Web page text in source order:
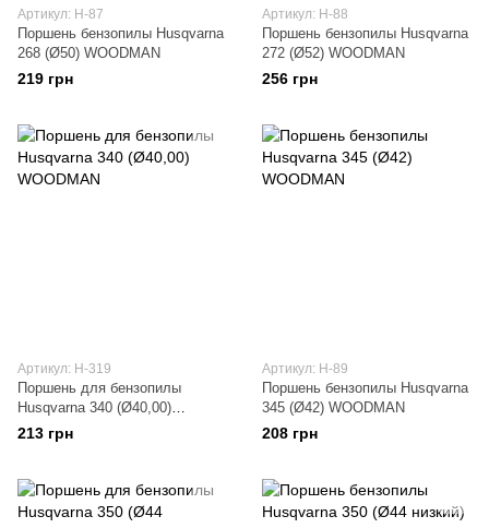
Артикул: H-87
Поршень бензопилы Husqvarna
268 (Ø50) WOODMAN
219 грн
Артикул: H-88
Поршень бензопилы Husqvarna
272 (Ø52) WOODMAN
256 грн
Артикул: H-319
Поршень для бензопилы
Husqvarna 340 (Ø40,00)
WOODMAN
213 грн
Артикул: H-89
Поршень бензопилы Husqvarna
345 (Ø42) WOODMAN
208 грн